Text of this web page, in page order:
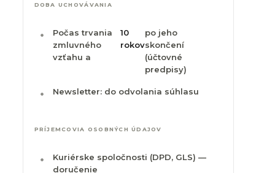
DOBA UCHOVÁVANIA
Počas trvania
zmluvného
vzťahu a
10
rokov
po jeho
skončení
(účtovné
predpisy)
Newsletter: do odvolania súhlasu
PRÍJEMCOVIA OSOBNÝCH ÚDAJOV
Kuriérske spoločnosti (DPD, GLS) —
doručenie